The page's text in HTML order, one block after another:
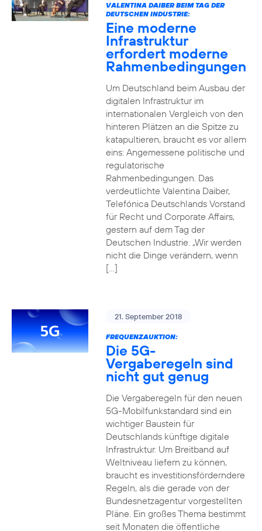
VALENTINA DAIBER BEIM TAG DER
DEUTSCHEN INDUSTRIE:
Eine moderne
Infrastruktur
erfordert moderne
Rahmenbedingungen
Um Deutschland beim Ausbau der
digitalen Infrastruktur im
internationalen Vergleich von den
hinteren Plätzen an die Spitze zu
katapultieren, braucht es vor allem
eins: Angemessene politische und
regulatorische
Rahmenbedingungen. Das
verdeutlichte Valentina Daiber,
Telefónica Deutschlands Vorstand
für Recht und Corporate Affairs,
gestern auf dem Tag der
Deutschen Industrie. „Wir werden
nicht die Dinge verändern, wenn
[…]
21. September 2018
FREQUENZAUKTION:
Die 5G-
Vergaberegeln sind
nicht gut genug
Die Vergaberegeln für den neuen
5G-Mobilfunkstandard sind ein
wichtiger Baustein für
Deutschlands künftige digitale
Infrastruktur. Um Breitband auf
Weltniveau liefern zu können,
braucht es investitionsförderndere
Regeln, als die gerade von der
Bundesnetzagentur vorgestellten
Pläne. Ein großes Thema bestimmt
seit Monaten die öffentliche